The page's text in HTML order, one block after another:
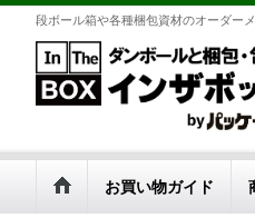
段ボール箱や各種梱包資材のオーダー
お買い物ガイド